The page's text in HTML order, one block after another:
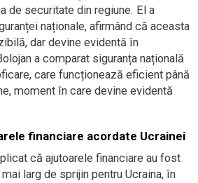
de securitate din regiune. El a
naționale, afirmând că aceasta
dar devine evidentă în
a comparat siguranța națională
care funcționează eficient până
moment în care devine evidentă
financiare acordate Ucrainei
că ajutoarele financiare au fost
larg de sprijin pentru Ucraina, în